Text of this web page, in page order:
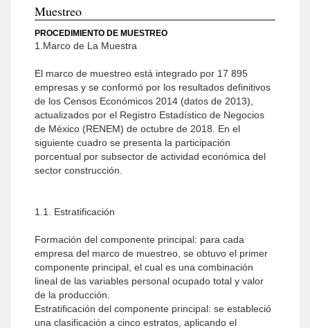
Muestreo
PROCEDIMIENTO DE MUESTREO
1.Marco de La Muestra
El marco de muestreo está integrado por 17 895
empresas y se conformó por los resultados definitivos
de los Censos Económicos 2014 (datos de 2013),
actualizados por el Registro Estadístico de Negocios
de México (RENEM) de octubre de 2018. En el
siguiente cuadro se presenta la participación
porcentual por subsector de actividad económica del
sector construcción.
1.1. Estratificación
Formación del componente principal: para cada
empresa del marco de muestreo, se obtuvo el primer
componente principal, el cual es una combinación
lineal de las variables personal ocupado total y valor
de la producción.
Estratificación del componente principal: se estableció
una clasificación a cinco estratos, aplicando el